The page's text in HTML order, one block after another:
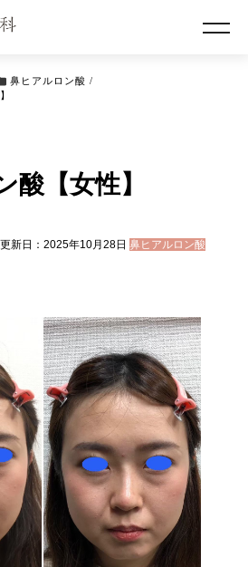
鼻ヒアルロン酸 /
酸【女性】
新日：2025年10月28日 鼻ヒアルロン酸